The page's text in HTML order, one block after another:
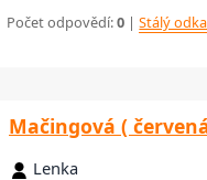
Počet odpovědí:0 |Stálý
Mačingová (
Lenka